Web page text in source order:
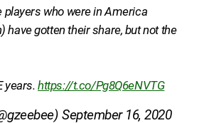
players who were in America
have gotten their share, but not the
years.https://t.co/Pg8Q6eNVTG
September 16, 2020